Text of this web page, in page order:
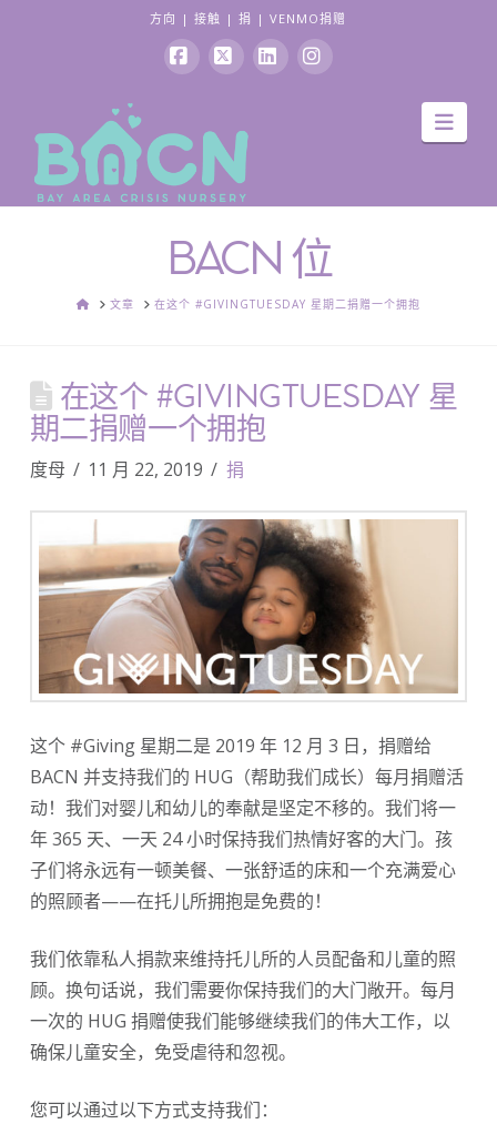
方向 |接触 |捐 |VENMO捐赠
导
航
BACN 位
家 文章 在这个 #GIVINGTUESDAY 星期二捐赠一个拥抱
在这个 #GIVINGTUESDAY 星
期二捐赠一个拥抱
度母 11 月 22, 2019 捐
这个 #Giving 星期二是 2019 年 12 月 3 日，捐赠给
BACN 并支持我们的 HUG（帮助我们成长）每月捐赠活
动！我们对婴儿和幼儿的奉献是坚定不移的。我们将一
年 365 天、一天 24 小时保持我们热情好客的大门。孩
子们将永远有一顿美餐、一张舒适的床和一个充满爱心
的照顾者——在托儿所拥抱是免费的！
我们依靠私人捐款来维持托儿所的人员配备和儿童的照
顾。换句话说，我们需要你保持我们的大门敞开。每月
一次的 HUG 捐赠使我们能够继续我们的伟大工作，以
确保儿童安全，免受虐待和忽视。
您可以通过以下方式支持我们：